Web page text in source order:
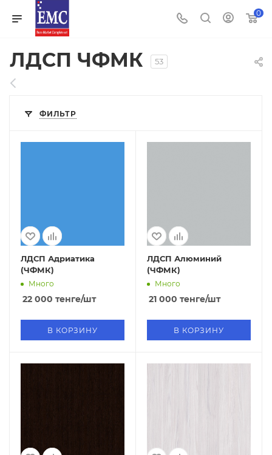
0
ЛДСП ЧФМК 53
ФИЛЬТР
ЛДСП Адриатика
(ЧФМК)
Много
22 000 тенге/шт
В КОРЗИНУ
ЛДСП Алюминий
(ЧФМК)
Много
21 000 тенге/шт
В КОРЗИНУ